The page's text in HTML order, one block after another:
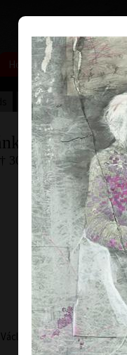
Home | Artists | Art Search
Collections
30.8. 2003
Hollara